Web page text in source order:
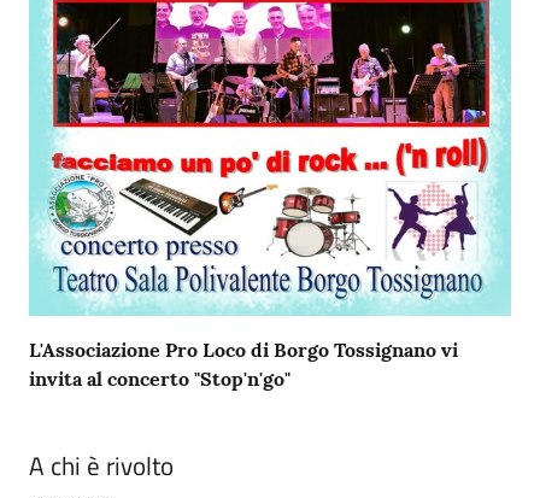
L'Associazione Pro Loco di Borgo Tossignano vi
invita al concerto "Stop'n'go"
A chi è rivolto